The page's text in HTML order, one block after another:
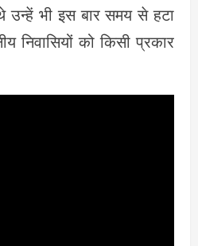
भी इस बार समय से हटा
निवासियों को किसी प्रकार